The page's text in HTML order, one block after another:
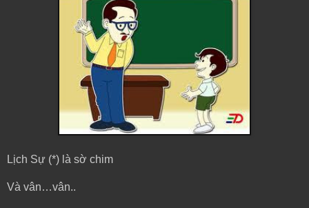
Lịch Sự (*) là sờ chim
Và vân…vân..